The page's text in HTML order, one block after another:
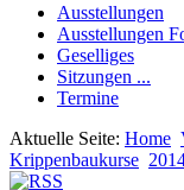
Ausstellungen
Ausstellungen
Geselliges
Sitzungen ...
Termine
Aktuelle Seite: Home
Krippenbaukurse